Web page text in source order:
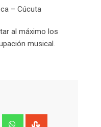
– Cúcuta
al máximo los
musical.
LinkedIn Whatsapp